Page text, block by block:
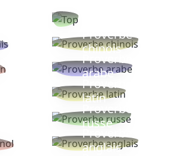
Proverbe
chinois
Proverbe
arabe
Proverbe
latin
Proverbe
russe
Proverbe
anglais